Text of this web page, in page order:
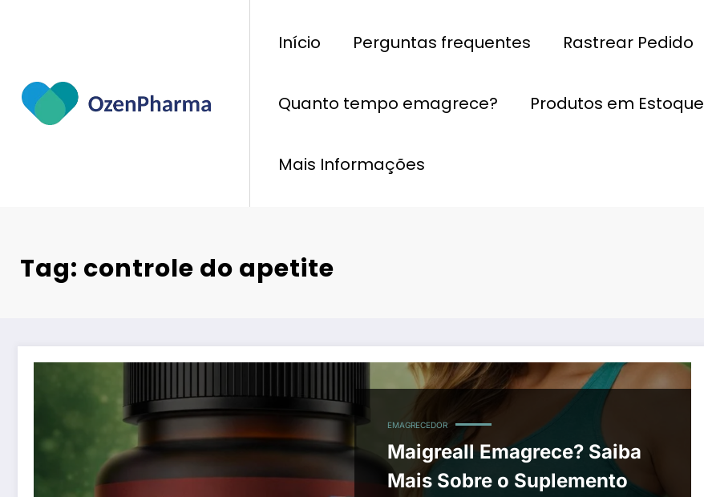
Início Perguntas frequentes Rastrear Pedido
Quanto tempo emagrece? Produtos em Estoque
Mais Informações
Tag: controle do apetite
EMAGRECEDOR
Maigreall Emagrece? Saiba
Mais Sobre o Suplemento